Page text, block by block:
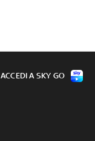
ACCEDI A SKY GO